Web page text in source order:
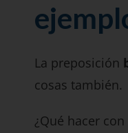
La preposición
cosas también.
¿Qué hacer